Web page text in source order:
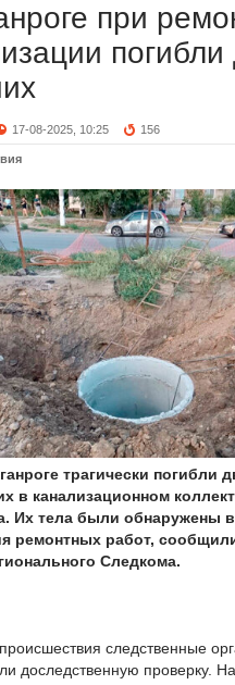
при
погибли
17-08-2025, 10:25 156
трагически погибли
в канализационном
Их тела были обнаружены
ремонтных работ,
Следкома.
следственные
доследственную проверку.